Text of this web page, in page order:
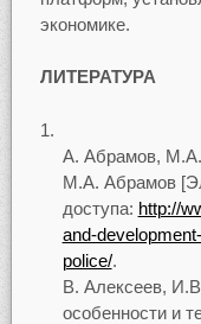
экономике.
ЛИТЕРАТУРА
Абрамов,
М.А. Абрамов
доступа: http://
and-
police/.
Алексеев,
особенности и